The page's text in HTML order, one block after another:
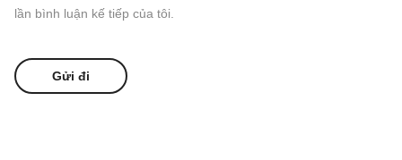
lần bình luận kế tiếp của tôi.